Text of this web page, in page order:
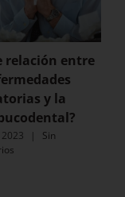
relación entre
y la
|
Sin